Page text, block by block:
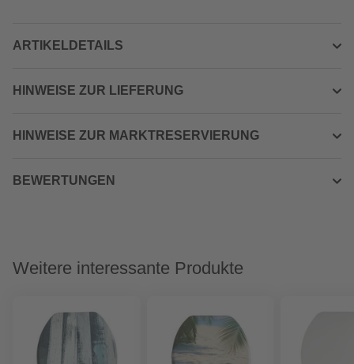
ARTIKELDETAILS
HINWEISE ZUR LIEFERUNG
HINWEISE ZUR MARKTRESERVIERUNG
BEWERTUNGEN
Weitere interessante Produkte